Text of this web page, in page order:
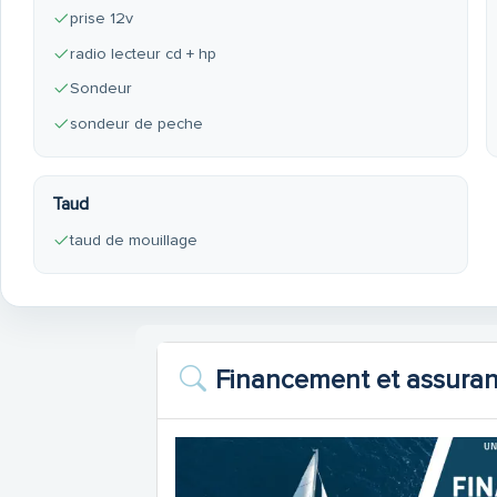
prise 12v
radio lecteur cd + hp
Sondeur
sondeur de peche
Taud
taud de mouillage
Financement et